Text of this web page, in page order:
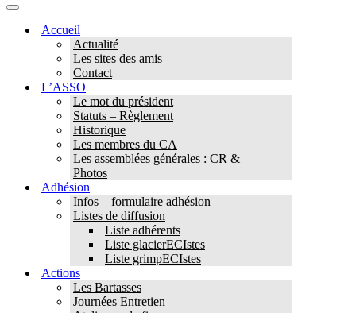
de
Menu
navigationAccueil
Actualité
Les sites des amis
Contact
L’ASSO
Le mot du président
Statuts – Règlement
Historique
Les membres du CA
Les assemblées générales : CR &
Photos
Adhésion
Infos – formulaire adhésion
Listes de diffusion
Liste adhérents
Liste glacierECIstes
Liste grimpECIstes
Actions
Les Bartasses
Journées Entretien